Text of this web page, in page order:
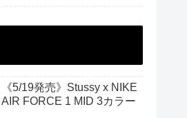
《5/19発売》Stussy x NIKE
AIR FORCE 1 MID 3カラー